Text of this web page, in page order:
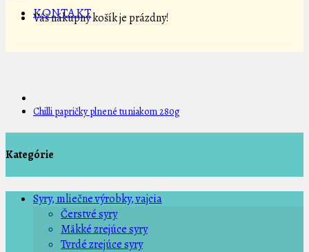
KONTAKT
Váš nákupný košík je prázdny!
Chilli papričky plnené tuniakom 280g
Kategórie
Syry, mliečne výrobky, vajcia
Čerstvé syry
Mäkké zrejúce syry
Tvrdé zrejúce syry